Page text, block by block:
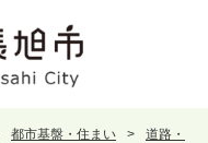
都市基盤・住まい >
道路・